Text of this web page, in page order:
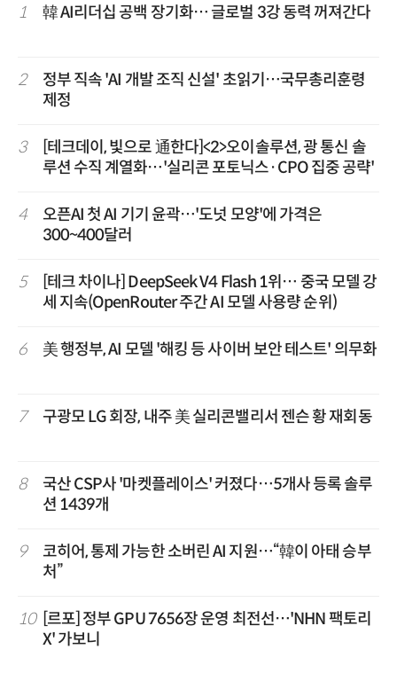
1 韓 AI리더십 공백 장기화… 글로벌 3강 동력 꺼져간다
2
정부 직속 'AI 개발 조직 신설' 초읽기…국무총리훈령
제정
3
[테크데이, 빛으로 通한다]<2>오이솔루션, 광 통신 솔
루션 수직 계열화…'실리콘 포토닉스·CPO 집중 공략'
4
오픈AI 첫 AI 기기 윤곽…'도넛 모양'에 가격은
300~400달러
5
[테크 차이나] DeepSeek V4 Flash 1위… 중국 모델 강
세 지속(OpenRouter 주간 AI 모델 사용량 순위)
6 美 행정부, AI 모델 '해킹 등 사이버 보안 테스트' 의무화
7 구광모 LG 회장, 내주 美 실리콘밸리서 젠슨 황 재회동
8
국산 CSP사 '마켓플레이스' 커졌다…5개사 등록 솔루
션 1439개
9
코히어, 통제 가능한 소버린 AI 지원…“韓이 아태 승부
처”
10 [르포] 정부 GPU 7656장 운영 최전선…'NHN 팩토리
X' 가보니